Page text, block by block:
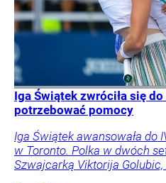
Iga Świątek zwróciła się
potrzebować pomocy
Iga Świątek awansowała do
w Toronto. Polka w dwóch
Szwajcarką Viktorija